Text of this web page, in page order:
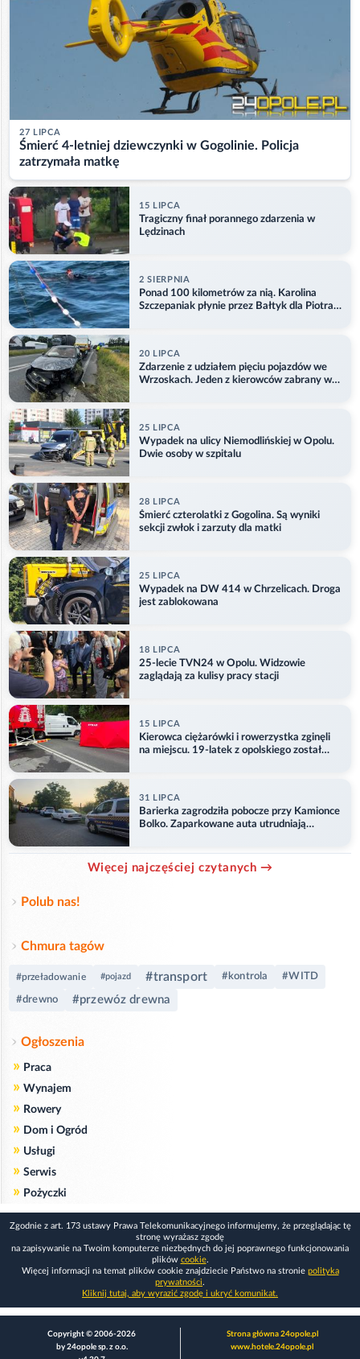
27 LIPCA
Śmierć 4-letniej dziewczynki w Gogolinie. Policja
zatrzymała matkę
15 LIPCA
Tragiczny finał porannego zdarzenia w
Lędzinach
2 SIERPNIA
Ponad 100 kilometrów za nią. Karolina
Szczepaniak płynie przez Bałtyk dla Piotra.
20 LIPCA
Zdarzenie z udziałem pięciu pojazdów we
Wrzoskach. Jeden z kierowców zabrany w
25 LIPCA
Wypadek na ulicy Niemodlińskiej w Opolu.
Dwie osoby w szpitalu
28 LIPCA
Śmierć czterolatki z Gogolina. Są wyniki
sekcji zwłok i zarzuty dla matki
25 LIPCA
Wypadek na DW 414 w Chrzelicach. Droga
jest zablokowana
18 LIPCA
25-lecie TVN24 w Opolu. Widzowie
zaglądają za kulisy pracy stacji
15 LIPCA
Kierowca ciężarówki i rowerzystka zginęli
na miejscu. 19-latek z opolskiego został
31 LIPCA
Barierka zagrodziła pobocze przy Kamionce
Bolko. Zaparkowane auta utrudniają
Więcej najczęściej czytanych →
Polub nas!
Chmura tagów
#przeładowanie #pojazd #transport #kontrola #WITD
#drewno #przewóz drewna
Ogłoszenia
» Praca
» Wynajem
» Rowery
» Dom i Ogród
» Usługi
» Serwis
» Pożyczki
Zgodnie z art. 173 ustawy Prawa Telekomunikacyjnego informujemy, że przeglądając tę
stronę wyrażasz zgodę
na zapisywanie na Twoim komputerze niezbędnych do jej poprawnego funkcjonowania
plików cookie.
Więcej informacji na temat plików cookie znajdziecie Państwo na stronie polityka
prywatności.
Kliknij tutaj, aby wyrazić zgodę i ukryć komunikat.
Copyright © 2006-2026
by 24opole sp. z o.o.
Strona główna 24opole.pl
www.hotele.24opole.pl